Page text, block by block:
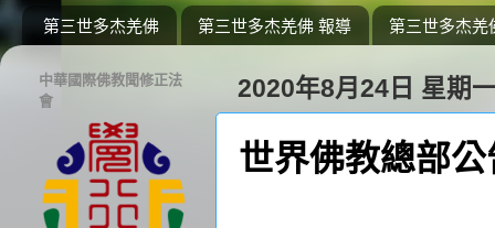
第三世多杰羌佛 第三世多杰羌佛 報導 第三世多杰羌
2020年8月24日 星期
世界佛教總部
中華國際佛教聞修正法
會